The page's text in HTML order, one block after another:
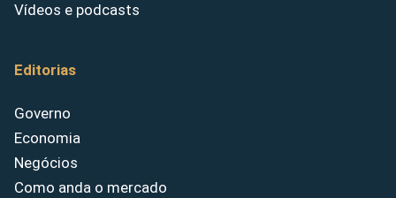
Vídeos e podcasts
Editorias
Governo
Economia
Negócios
Como anda o mercado